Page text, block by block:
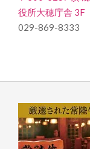
役所大穂庁舎 3F
029-869-8333